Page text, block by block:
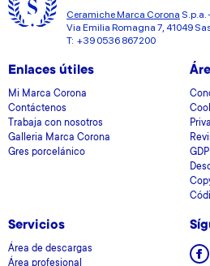
Ceramiche Marca Corona S.p.a.
Via Emilia Romagna 7, 41049
T: +39 0536 867200
Enlaces útiles
Mi Marca Corona
Contáctenos
Trabaja con nosotros
Galleria Marca Corona
Gres porcelánico
Servicios
Área de descargas